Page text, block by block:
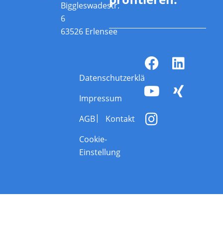
Biggleswadestr.
6
63526 Erlensee
Datenschutzerklärung
Impressum
AGB
Kontakt
Cookie-
Einstellung